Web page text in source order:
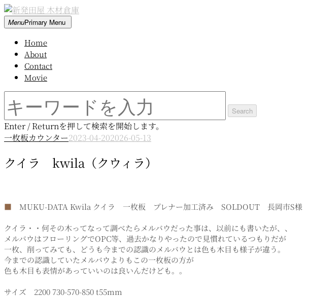
Skip
to
新
倉
庫
MenuPrimary Menu
Home
About
Contact
Movie
for:
Enter / Returnを押して検索を開始します。
一枚板カウンター2023-04-202026-05-13
クイラ kwila（クウィラ）
■ MUKU-DATA Kwila クイラ 一枚板 プレナー加工済み SOLDOUT 長岡市S様
クイラ・・何その木ってなって調べたらメルバウだった事は、以前にも書いたが、、
メルバウはフローリングでOPC等、過去かなりやったので見慣れているつもりだが
一枚、削ってみても、どうも今までの認識のメルバウとは色も木目も様子が違う。
今までの認識していたメルバウよりもこの一枚板の方が
色も木目も表情があっていいのは良いんだけども。。
サイズ 2200 730-570-850 t55mm